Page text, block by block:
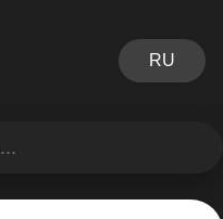
RU